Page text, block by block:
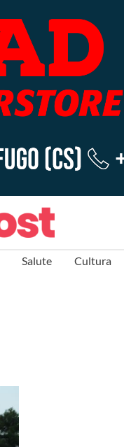
Salute Cultura